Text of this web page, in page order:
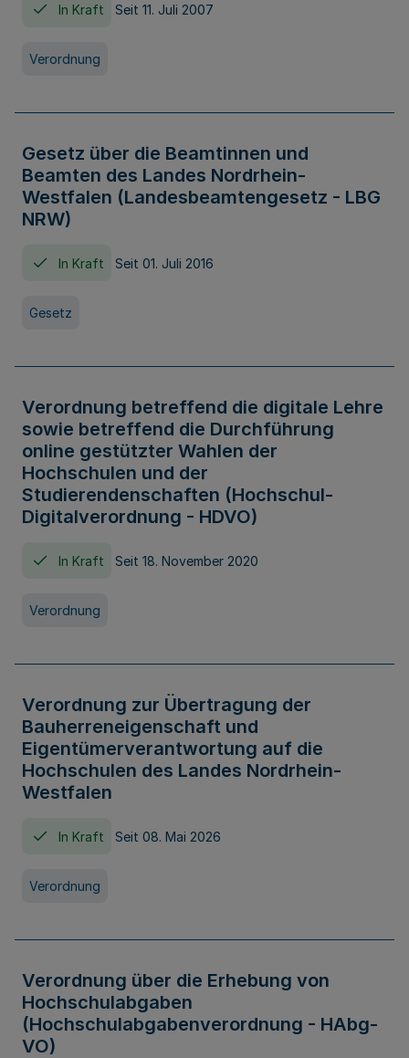
In Kraft Seit 11. Juli 2007
Verordnung
Gesetz über die Beamtinnen und
Beamten des Landes Nordrhein-
Westfalen (Landesbeamtengesetz - LBG
NRW)
In Kraft Seit 01. Juli 2016
Gesetz
Verordnung betreffend die digitale Lehre
sowie betreffend die Durchführung
online gestützter Wahlen der
Hochschulen und der
Studierendenschaften (Hochschul-
Digitalverordnung - HDVO)
In Kraft Seit 18. November 2020
Verordnung
Verordnung zur Übertragung der
Bauherreneigenschaft und
Eigentümerverantwortung auf die
Hochschulen des Landes Nordrhein-
Westfalen
In Kraft Seit 08. Mai 2026
Verordnung
Verordnung über die Erhebung von
Hochschulabgaben
(Hochschulabgabenverordnung - HAbg-
VO)